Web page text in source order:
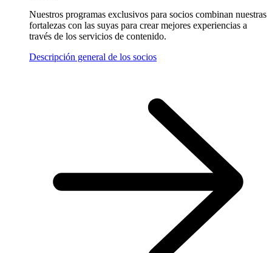
Nuestros programas exclusivos para socios combinan nuestras
fortalezas con las suyas para crear mejores experiencias a
través de los servicios de contenido.
Descripción general de los socios